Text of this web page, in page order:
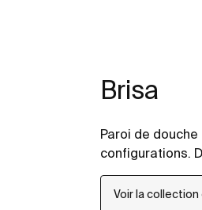
Brisa
Paroi de
configurations.
Voir la